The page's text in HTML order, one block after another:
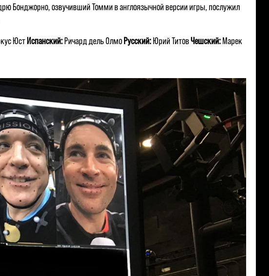
Бонджорно, озвучивший Томми в англоязычной версии игры, послужил
ЮстИспанский:Ричард дель ОлмоРусский:Юрий ТитовЧешский:Марек